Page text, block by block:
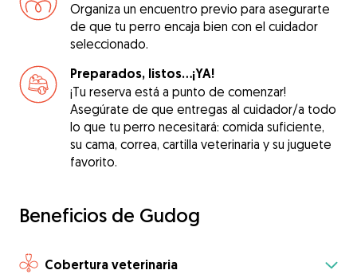
Organiza un encuentro previo para asegurarte
de que tu perro encaja bien con el cuidador
seleccionado.
Preparados, listos...¡YA!
¡Tu reserva está a punto de comenzar!
Asegúrate de que entregas al cuidador/a todo
lo que tu perro necesitará: comida suficiente,
su cama, correa, cartilla veterinaria y su juguete
favorito.
Beneficios de Gudog
Cobertura veterinaria